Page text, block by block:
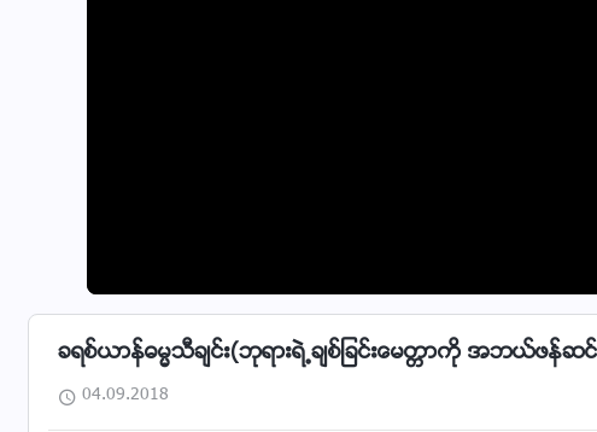
ခရစ္ယာန္ဓမၼသီခ်င္း(ဘုရားရဲ႕ခ်စ္ျခင္းေမတၱာကို အဘယ္ဖန္ဆင္
04.09.2018